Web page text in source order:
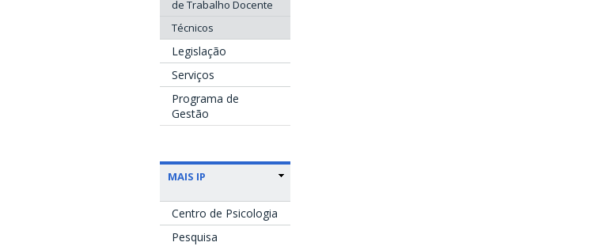
de Trabalho Docente
Técnicos
Legislação
Serviços
Programa de
Gestão
MAIS IP
Centro de Psicologia
Pesquisa